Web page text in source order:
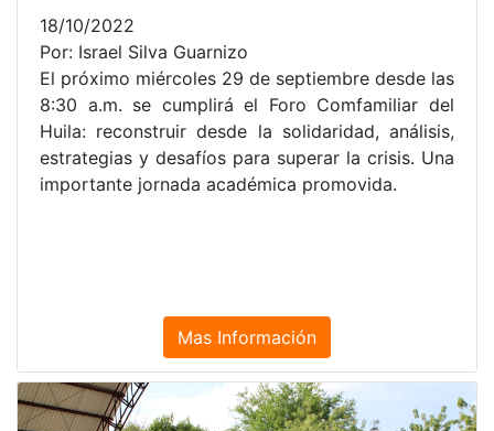
18/10/2022
Por: Israel Silva Guarnizo
El próximo miércoles 29 de septiembre desde las
8:30 a.m. se cumplirá el Foro Comfamiliar del
Huila: reconstruir desde la solidaridad, análisis,
estrategias y desafíos para superar la crisis. Una
importante jornada académica promovida.
Mas Información